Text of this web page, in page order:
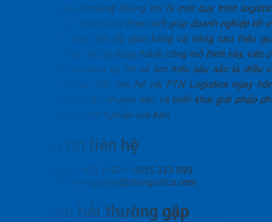
cross dockingkhông chỉ là một quy trình
mà còn là một chiến lược then chốt giúp doanh nghiệp tối
hóa chi phí, tăng tốc độ giao hàng và nâng cao hiệu
chuỗi cung ứng. Để áp dụng thành công mô hình này, việc
một đối tác logistics uy tín và am hiểu sâu sắc là điều
cùng quan trọng. Hãy liên hệ với PTN Logistics ngay
nay để được tư vấn chuyên sâu và triển khai giải pháp
hợp nhất cho doanh nghiệp của bạn.
Thông tin liên hệ
1900 2197 – 0935 333 999
nam.nguyen@ptnlogistics.com
Các câu hỏi thường gặp